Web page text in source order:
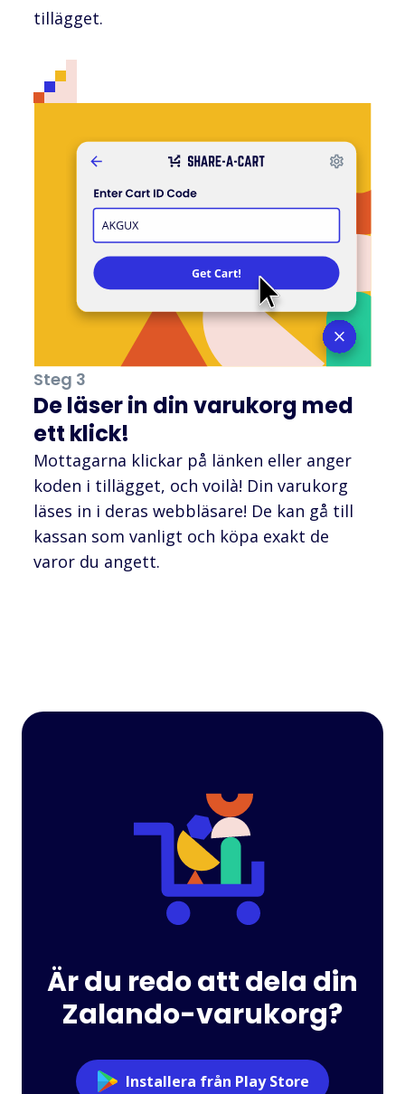
tillägget.
Steg 3
De läser in din varukorg med
ett klick!
Mottagarna klickar på länken eller anger
koden i tillägget, och voilà! Din varukorg
läses in i deras webbläsare! De kan gå till
kassan som vanligt och köpa exakt de
varor du angett.
Är du redo att dela din
Zalando-varukorg?
Installera från Play Store